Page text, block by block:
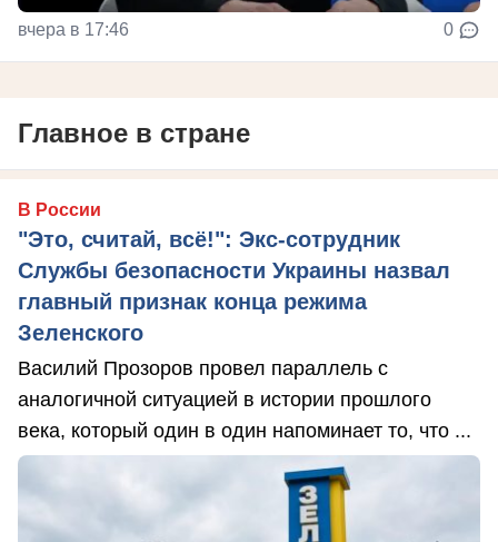
вчера в 17:46 0
Главное в стране
В России
"Это, считай, всё!": Экс-сотрудник
Службы безопасности Украины назвал
главный признак конца режима
Зеленского
Василий Прозоров провел параллель с
аналогичной ситуацией в истории прошлого
века, который один в один напоминает то, что ...